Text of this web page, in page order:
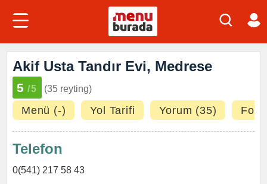
Akif Usta Tandır Evi, Medrese
5 /5 (35 reyting)
Menü (-) Yol Tarifi Yorum (35)
Telefon
0(541) 217 58 43